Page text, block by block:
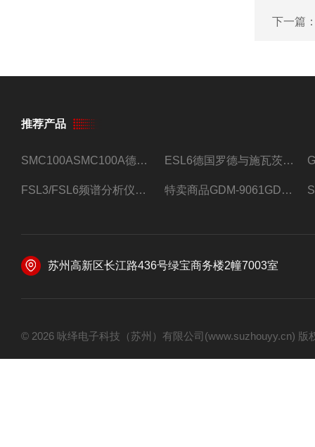
下一篇
推荐产品
SMC100ASMC100A德国罗德与施瓦茨射频信号源 ESL6德国罗德与施瓦茨预认证EMI接收机
FSL3/FSL6频谱分析仪FSL3/FSL6罗德与施瓦茨 特卖商品GDM-9061GDM-9061台式万用表
苏州高新区长江路436号绿宝商务楼2幢7003室
© 2026 咏绎电子科技（苏州）有限公司(www.suzhouyy.cn)